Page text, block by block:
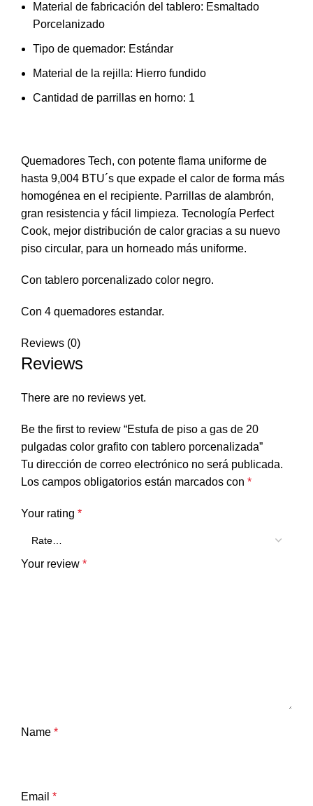
Material de fabricación del tablero: Esmaltado
Porcelanizado
Tipo de quemador: Estándar
Material de la rejilla: Hierro fundido
Cantidad de parrillas en horno: 1
Quemadores Tech, con potente flama uniforme de
hasta 9,004 BTU´s que expade el calor de forma más
homogénea en el recipiente. Parrillas de alambrón,
gran resistencia y fácil limpieza. Tecnología Perfect
Cook, mejor distribución de calor gracias a su nuevo
piso circular, para un horneado más uniforme.
Con tablero porcenalizado color negro.
Con 4 quemadores estandar.
Reviews (0)
Reviews
There are no reviews yet.
Be the first to review “Estufa de piso a gas de 20
pulgadas color grafito con tablero porcenalizada”
Tu dirección de correo electrónico no será publicada.
Los campos obligatorios están marcados con *
Your rating *
Your review *
Name *
Email *